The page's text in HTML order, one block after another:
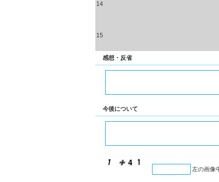
14
15
感想・反省
今後について
左の画像